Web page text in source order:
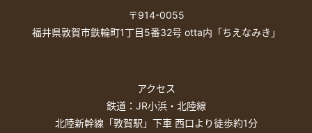
〒914-0055
福井県敦賀市鉄輪町1丁目5番32号 otta内「ちえなみき」
アクセス
鉄道：JR小浜・北陸線
北陸新幹線「敦賀駅」下車 西口より徒歩約1分